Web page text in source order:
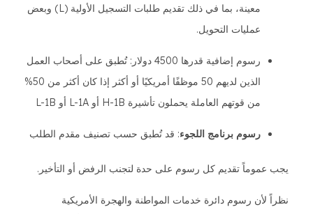
معينة، بما في ذلك تقديم طلبات التسجيل الأولية (L) وبعض
عمليات التحويل.
رسوم إضافية قدرها 4500 دولار: تُطبق على أصحاب العمل
الذين لديهم 50 موظفًا أمريكيًا أو أكثر إذا كان أكثر من 50%
من قوتهم العاملة يحملون تأشيرة H-1B أو L-1A أو L-1B
رسوم برنامج اللجوء: قد تُطبق حسب تصنيف مقدم الطلب
يجب عموماً تقديم كل رسوم على حدة لتجنب الرفض أو التأخير.
نظراً لأن رسوم دائرة خدمات المواطنة والهجرة الأمريكية